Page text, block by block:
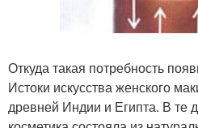
Откуда такая потребность
Истоки искусства женского
древней Индии и Египта. В те